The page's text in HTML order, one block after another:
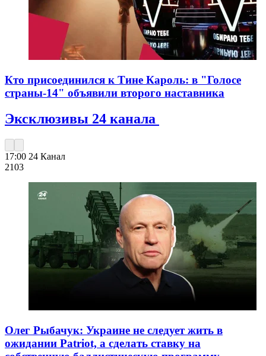
Кто присоединился к Тине Кароль: в "Голосе
страны-14" объявили второго наставника
Эксклюзивы 24 канала
17:00 24 Канал
2103
Олег Рыбачук: Украине не следует жить в
ожидании Patriot, а сделать ставку на